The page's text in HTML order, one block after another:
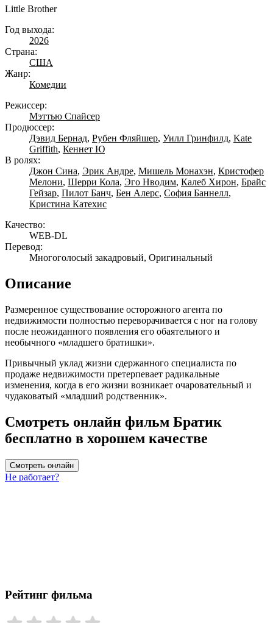
Little Brother
Год выхода:
2026
Страна:
США
Жанр:
Комедии
Режиссер:
Мэттью Спайсер
Продюссер:
Дэвид Бернад, Рубен Фляйшер, Уилл Гринфилд, Kate
Griffith, Кеннет Ю
В ролях:
Джон Сина, Эрик Андре, Мишель Монахэн, Кристофер
Мелони, Шерри Кола, Эго Нводим, Калеб Хирон, Брайс
Гейзар, Пилот Банч, Бен Алерс, София Баннелл,
Кристина Катехис
Качество:
WEB-DL
Перевод:
Многоголосый закадровый, Оригинальный
Описание
Размеренное существование осторожного агента по
недвижимости полностью переворачивается с ног на голову
после неожиданного появления его обаятельного и
необычного «младшего братишки».
Привычный уклад жизни сдержанного специалиста по
продаже недвижимости претерпевает радикальные
изменения, когда в его жизни возникает очаровательный и
чудаковатый «младший родственник».
Смотреть онлайн фильм Братик
бесплатно в хорошем качестве
Смотреть онлайн
Не работает?
Рейтинг фильма